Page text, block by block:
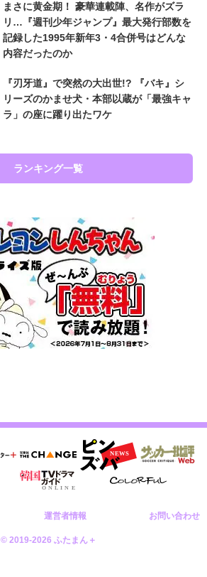
まさに黄金期！ 豪華連載陣、名作がズラ
リ…『週刊少年ジャンプ』最大発行部数を
記録した1995年新年3・4合併号はどんな
内容だったのか
『刃牙道』で突然の大出世!? 『バキ』シ
リーズのかませ犬・本部以蔵が「最強キャ
ラ」の座に躍り出たワケ
ランキング一覧
運営者情報 お問い合わせ
© 2019-2026 ふたまん＋